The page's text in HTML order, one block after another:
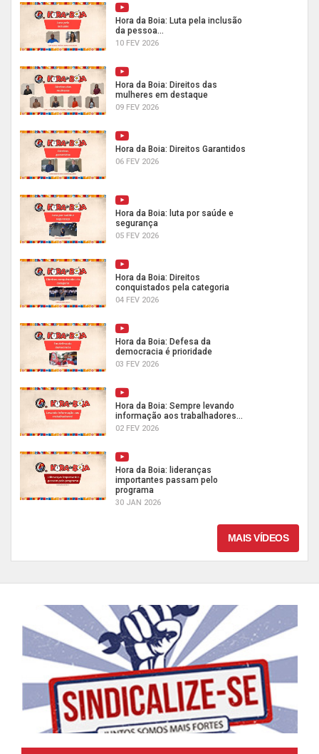
Hora da Boia: Luta pela inclusão
da pessoa...
10 FEV 2026
Hora da Boia: Direitos das
mulheres em destaque
09 FEV 2026
Hora da Boia: Direitos Garantidos
06 FEV 2026
Hora da Boia: luta por saúde e
segurança
05 FEV 2026
Hora da Boia: Direitos
conquistados pela categoria
04 FEV 2026
Hora da Boia: Defesa da
democracia é prioridade
03 FEV 2026
Hora da Boia: Sempre levando
informação aos trabalhadores...
02 FEV 2026
Hora da Boia: lideranças
importantes passam pelo
programa
30 JAN 2026
MAIS VÍDEOS